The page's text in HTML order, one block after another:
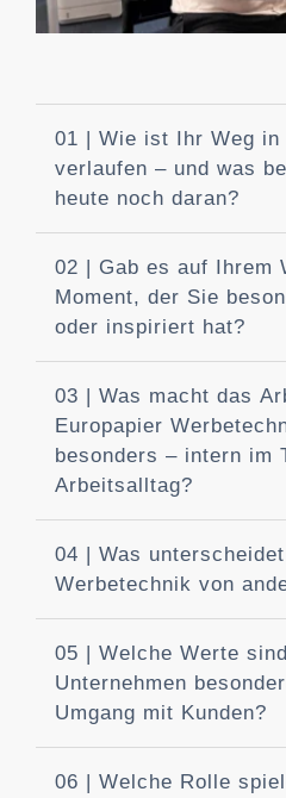
01 | Wie ist Ihr Weg in
verlaufen – und was
heute noch daran?
02 | Gab es auf Ihrem
Moment, der Sie
oder inspiriert hat?
03 | Was macht das
Europapier
besonders – intern im
Arbeitsalltag?
04 | Was
Werbetechnik von
05 | Welche Werte
Unternehmen
Umgang mit Kunden?
06 | Welche Rolle